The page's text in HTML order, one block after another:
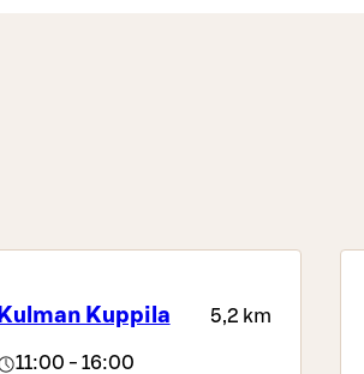
Kulman Kuppila 5,2 km
11:00 - 16:00